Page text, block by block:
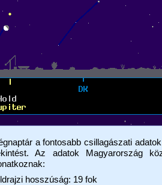
a fontosabb csillagászati
Az adatok Magyarország
hosszúság: 19 fok